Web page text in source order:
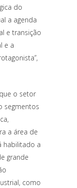
do
a agenda
e transição
e a
o setor
segmentos
a área de
habilitado a
grande
como